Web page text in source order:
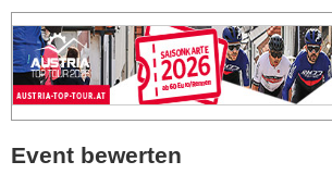
Event bewerten